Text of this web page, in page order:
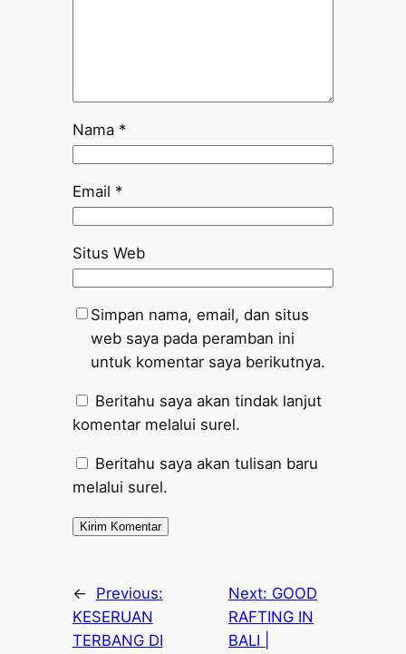
Nama *
Email *
Situs Web
Simpan nama, email, dan situs
web saya pada peramban ini
untuk komentar saya berikutnya.
Beritahu saya akan tindak lanjut
komentar melalui surel.
Beritahu saya akan tulisan baru
melalui surel.
←
Previous:
KESERUAN
TERBANG DI
Next: GOOD
RAFTING IN
BALI |